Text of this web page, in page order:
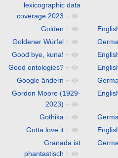
lexicographic data
coverage 2023 +
Golden +
Goldener Würfel +
Good bye, kuna! +
Good ontologies? +
Google ändern +
Gordon Moore (1929-
2023) +
Gothika +
Gotta love it +
Granada ist
phantastisch +